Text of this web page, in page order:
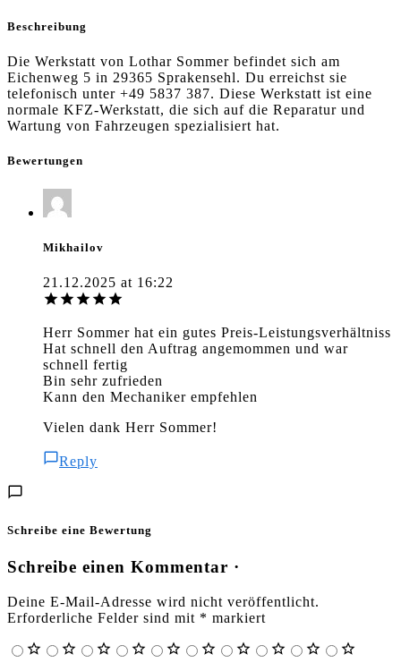
Beschreibung
Die Werkstatt von Lothar Sommer befindet sich am
Eichenweg 5 in 29365 Sprakensehl. Du erreichst sie
telefonisch unter +49 5837 387. Diese Werkstatt ist eine
normale KFZ-Werkstatt, die sich auf die Reparatur und
Wartung von Fahrzeugen spezialisiert hat.
Bewertungen
Mikhailov
21.12.2025 at 16:22
Herr Sommer hat ein gutes Preis-Leistungsverhältniss
Hat schnell den Auftrag angemommen und war
schnell fertig
Bin sehr zufrieden
Kann den Mechaniker empfehlen
Vielen dank Herr Sommer!
Reply
Schreibe eine Bewertung
Schreibe einen Kommentar ·
Deine E-Mail-Adresse wird nicht veröffentlicht.
Erforderliche Felder sind mit * markiert